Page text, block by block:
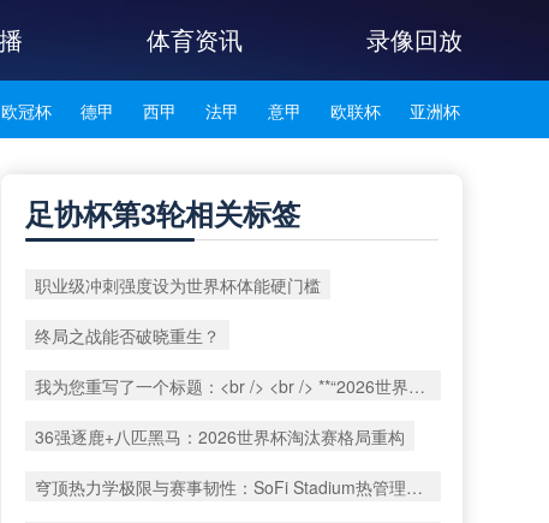
体育资讯 录像回放
欧冠杯 德甲 西甲 法甲 意甲 欧联杯 亚洲杯
足协杯第3轮相关标签
职业级冲刺强度设为世界杯体能硬门槛
终局之战能否破晓重生？
我为您重写了一个标题：<br /> <br /> **“2026世界杯多语裁判协同系统：技术兼容性与实时运行效能评估”**
36强逐鹿+八匹黑马：2026世界杯淘汰赛格局重构
穹顶热力学极限与赛事韧性：SoFi Stadium热管理系统在2026世界杯极端热浪下的适应性重构路径